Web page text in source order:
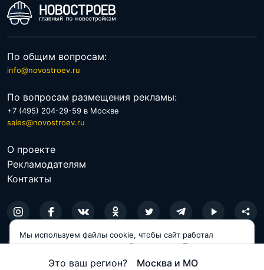
Это ваш регион? Москва и МО
По общим вопросам:
info@novostroev.ru
По вопросам размещения рекламы:
+7 (495) 204-29-59 в Москве
sales@novostroev.ru
О проекте
Рекламодателям
Контакты
© 2026 NOVOSTROEV.RU
Политика обработки персональных данных
Мы используем файлы cookie, чтобы сайт работал
корректно и становился удобнее для вас. Продолжая